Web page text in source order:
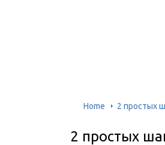
Home 2 простых
2 простых